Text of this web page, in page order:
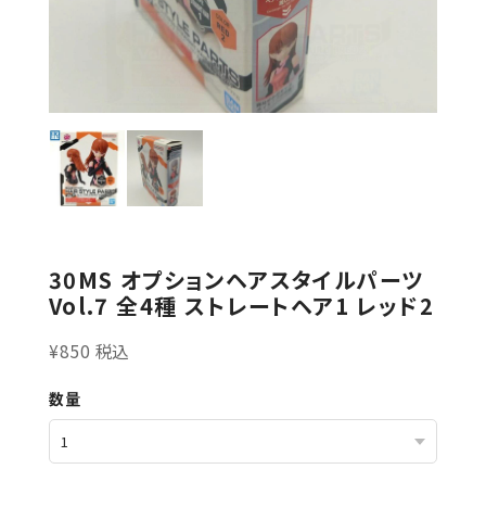
30MS オプションヘアスタイルパーツ
Vol.7 全4種 ストレートヘア1 レッド2
¥850 税込
数量